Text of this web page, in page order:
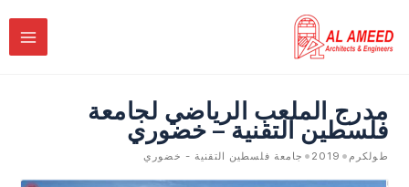
إلى
المحتوى
مدرج الملعب الرياضي لجامعة
فلسطين التقنية – خضوري
طولكرم•
2019
• جامعة فلسطين التقنية - خضوري